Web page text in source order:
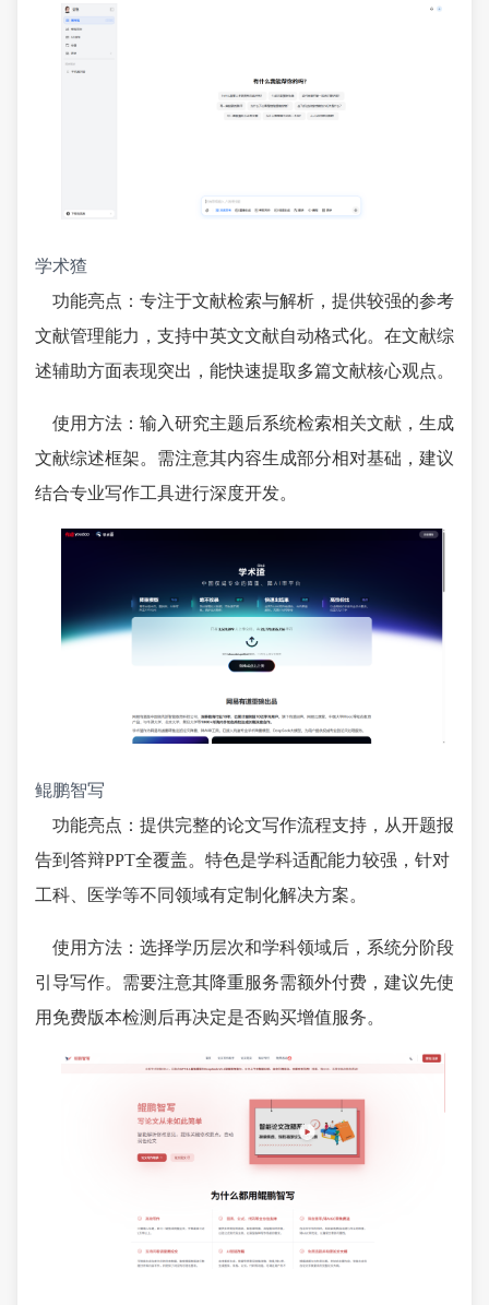
学术猹
功能亮点：专注于文献检索与解析，提供较强的参考
文献管理能力，支持中英文文献自动格式化。在文献综
述辅助方面表现突出，能快速提取多篇文献核心观点。
使用方法：输入研究主题后系统检索相关文献，生成
文献综述框架。需注意其内容生成部分相对基础，建议
结合专业写作工具进行深度开发。
鲲鹏智写
功能亮点：提供完整的论文写作流程支持，从开题报
告到答辩PPT全覆盖。特色是学科适配能力较强，针对
工科、医学等不同领域有定制化解决方案。
使用方法：选择学历层次和学科领域后，系统分阶段
引导写作。需要注意其降重服务需额外付费，建议先使
用免费版本检测后再决定是否购买增值服务。